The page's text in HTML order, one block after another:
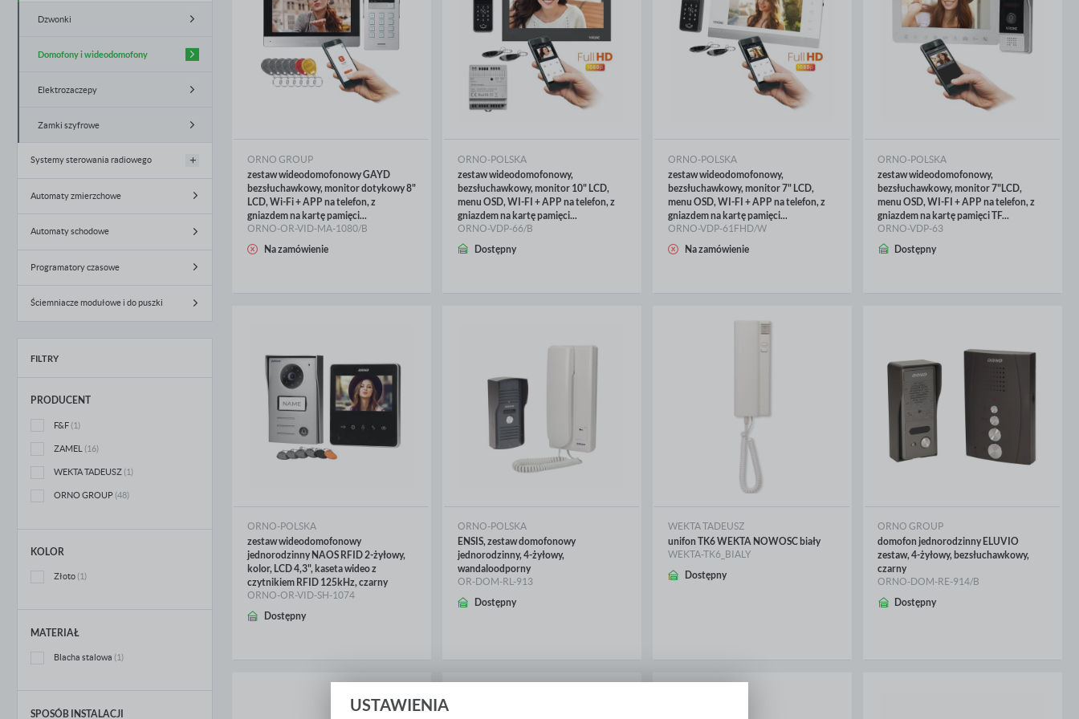
Czujniki alarmowe
Dzwonki
Domofony i wideodomofony
Elektrozaczepy
Zamki szyfrowe
Systemy sterowania radiowego
Odbiorniki radiowe
Wyłączniki przewodowe
Nadajniki i piloty
Automaty zmierzchowe
Automaty schodowe
Programatory czasowe
Ściemniacze modułowe i do puszki
FILTRY
PRODUCENT
F&F (1)
ZAMEL (16)
WEKTA TADEUSZ (1)
ORNO GROUP (48)
KOLOR
Złoto (1)
MATERIAŁ
Blacha stalowa (1)
SPOSÓB INSTALACJI
ORNO GROUP
zestaw wideodomofonowy GAYD
bezsłuchawkowy, monitor dotykowy 8"
LCD, Wi-Fi + APP na telefon, z
gniazdem na kartę pamięci...
ORNO-OR-VID-MA-1080/B
Na zamówienie
WIĘCEJ
ORNO-POLSKA
zestaw wideodomofonowy,
bezsłuchawkowy, monitor 10" LCD,
menu OSD, WI-FI + APP na telefon, z
gniazdem na kartę pamięci...
ORNO-VDP-66/B
Dostępny
WIĘCEJ
ORNO-POLSKA
zestaw wideodomofonowy,
bezsłuchawkowy, monitor 7" LCD,
menu OSD, WI-FI + APP na telefon, z
gniazdem na kartę pamięci...
ORNO-VDP-61FHD/W
Na zamówienie
WIĘCEJ
ORNO-POLSKA
zestaw wideodomofonowy,
bezsłuchawkowy, monitor 7"LCD,
menu OSD, WI-FI + APP na telefon, z
gniazdem na kartę pamięci TF...
ORNO-VDP-63
Dostępny
WIĘCEJ
ORNO-POLSKA
zestaw wideodomofonowy
jednorodzinny NAOS RFID 2-żyłowy,
kolor, LCD 4,3", kaseta wideo z
czytnikiem RFID 125kHz, czarny
ORNO-OR-VID-SH-1074
Dostępny
WIĘCEJ
ORNO-POLSKA
ENSIS, zestaw domofonowy
jednorodzinny, 4-żyłowy,
wandaloodporny
OR-DOM-RL-913
Dostępny
WEKTA TADEUSZ
unifon TK6 WEKTA NOWOSC biały
WEKTA-TK6_BIALY
Dostępny
ORNO GROUP
domofon jednorodzinny ELUVIO
zestaw, 4-żyłowy, bezsłuchawkowy,
czarny
ORNO-DOM-RE-914/B
Dostępny
USTAWIENIA